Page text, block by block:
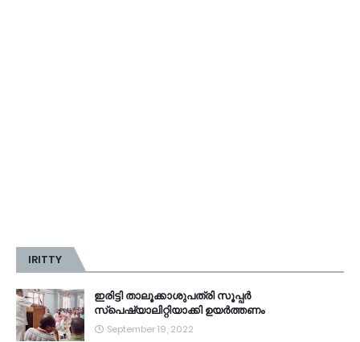
IRITTY
ഇരിട്ടി താലൂക്കാശുപത്രി സൂപ്പർ
സ്‌പെഷ്യാലിറ്റിയാക്കി ഉയർത്തണം
September 19, 2022